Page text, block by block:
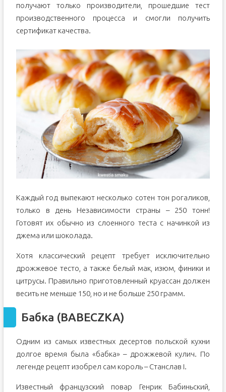
получают только производители, прошедшие тест
производственного процесса и смогли получить
сертификат качества.
Каждый год выпекают несколько сотен тон рогаликов,
только в день Независимости страны – 250 тонн!
Готовят их обычно из слоенного теста с начинкой из
джема или шоколада.
Хотя классический рецепт требует исключительно
дрожжевое тесто, а также белый мак, изюм, финики и
цитрусы. Правильно приготовленный круассан должен
весить не меньше 150, но и не больше 250 грамм.
Бабка (BABECZKA)
Одним из самых известных десертов польской кухни
долгое время была «бабка» – дрожжевой кулич. По
легенде рецепт изобрел сам король – Станслав I.
Известный французский повар Генрик Бабиньский,